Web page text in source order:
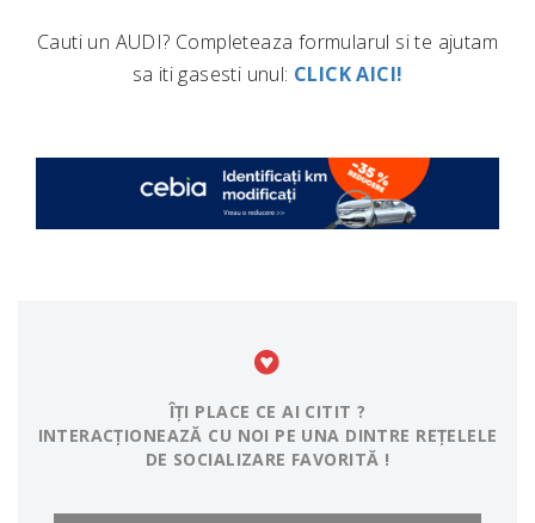
Cauti un AUDI? Completeaza formularul si te ajutam
sa iti gasesti unul: CLICK AICI!
ÎȚI PLACE CE AI CITIT ?
INTERACȚIONEAZĂ CU NOI PE UNA DINTRE REȚELELE
DE SOCIALIZARE FAVORITĂ !